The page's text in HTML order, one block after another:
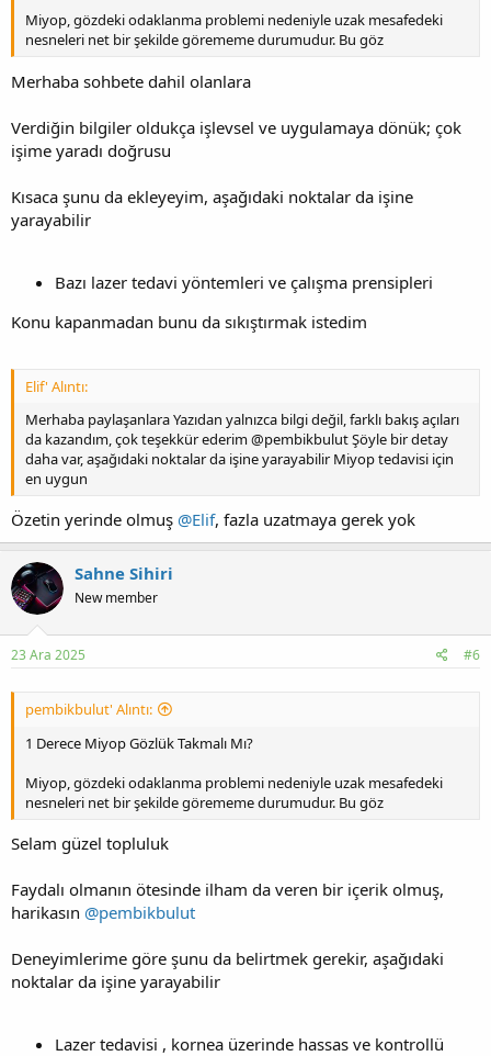
Miyop, gözdeki odaklanma problemi nedeniyle uzak mesafedeki
nesneleri net bir şekilde görememe durumudur. Bu göz
Merhaba sohbete dahil olanlara
Verdiğin bilgiler oldukça işlevsel ve uygulamaya dönük; çok
işime yaradı doğrusu
Kısaca şunu da ekleyeyim, aşağıdaki noktalar da işine
yarayabilir
Bazı lazer tedavi yöntemleri ve çalışma prensipleri
Konu kapanmadan bunu da sıkıştırmak istedim
Elif' Alıntı:
Merhaba paylaşanlara Yazıdan yalnızca bilgi değil, farklı bakış açıları
da kazandım, çok teşekkür ederim @pembikbulut Şöyle bir detay
daha var, aşağıdaki noktalar da işine yarayabilir Miyop tedavisi için
en uygun
Özetin yerinde olmuş @Elif, fazla uzatmaya gerek yok
Sahne Sihiri
New member
23 Ara 2025 #6
pembikbulut' Alıntı:
1 Derece Miyop Gözlük Takmalı Mı?
Miyop, gözdeki odaklanma problemi nedeniyle uzak mesafedeki
nesneleri net bir şekilde görememe durumudur. Bu göz
Selam güzel topluluk
Faydalı olmanın ötesinde ilham da veren bir içerik olmuş,
harikasın @pembikbulut
Deneyimlerime göre şunu da belirtmek gerekir, aşağıdaki
noktalar da işine yarayabilir
Lazer tedavisi , kornea üzerinde hassas ve kontrollü